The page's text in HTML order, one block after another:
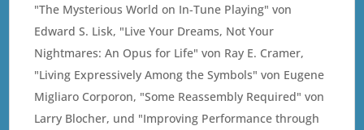
"The Mysterious World on In-Tune Playing" von
Edward S. Lisk, "Live Your Dreams, Not Your
Nightmares: An Opus for Life" von Ray E. Cramer,
"Living Expressively Among the Symbols" von Eugene
Migliaro Corporon, "Some Reassembly Required" von
Larry Blocher, und "Improving Performance through